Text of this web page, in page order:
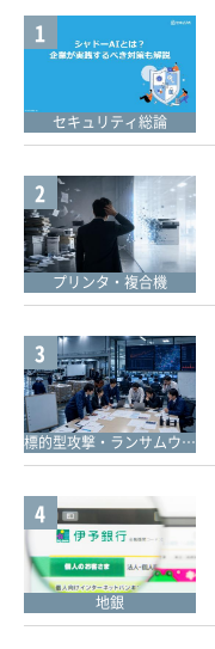
1
セキュリティ総論
2
プリンタ・複合機
3
標的型攻撃・ランサムウェア対策
4
地銀